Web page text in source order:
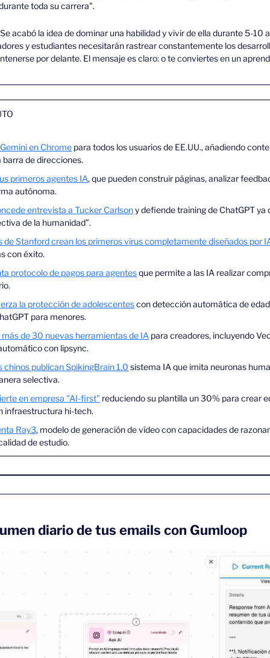
toda su carrera".
acabó la idea de dominar una habilidad y vivir de ella durante 5-10
y estudiantes necesitarán rastrear constantemente los
por delante. El mensaje es claro: o te conviertes en un
en Chrome para todos los usuarios de EE.UU., añadiendo
barra de direcciones.
primeros agentes IA, que pueden construir páginas, analizar
autónoma.
entrevista a Tucker Carlson y defiende training de ChatGPT ya
de la humanidad”.
de Stanford crean los primeros virus completamente diseñados por
con éxito.
protocolo de pagos para agentes que permite a las IA realizar
la protección de adolescentes con detección automática de
para menores.
más de 30 nuevas herramientas de IA para creadores, incluyendo
con lipsync.
chinos publican SpikingBrain 1.0 sistema IA que imita neuronas
selectiva.
en empresa "AI-first" reduciendo su plantilla un 30% para crear
infraestructura hi-tech.
Ray3, modelo de generación de vídeo con capacidades de
de estudio.
diario de tus emails con Gumloop